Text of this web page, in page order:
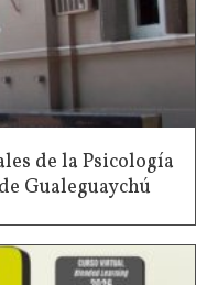
de la Psicología
Gualeguaychú